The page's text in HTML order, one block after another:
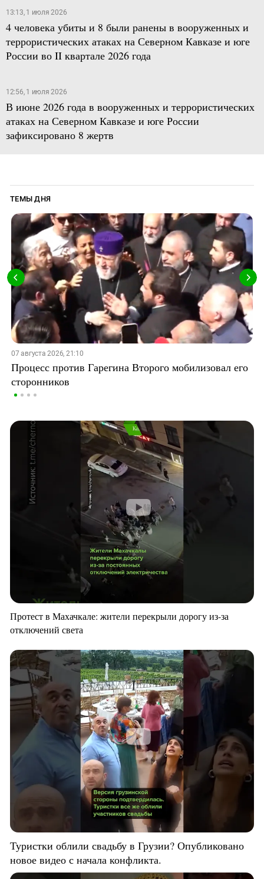
13:13, 1 июля 2026
4 человека убиты и 8 были ранены в вооруженных и
террористических атаках на Северном Кавказе и юге
России во II квартале 2026 года
12:56, 1 июля 2026
В июне 2026 года в вооруженных и террористических
атаках на Северном Кавказе и юге России
зафиксировано 8 жертв
ТЕМЫ ДНЯ
07 августа 2026, 21:10
Процесс против Гарегина Второго мобилизовал его
сторонников
Протест в Махачкале: жители перекрыли дорогу из-за
отключений света
Туристки облили свадьбу в Грузии? Опубликовано
новое видео с начала конфликта.